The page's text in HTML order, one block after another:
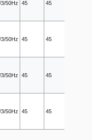
50Hz 45 45
50Hz 45 45
50Hz 45 45
50Hz 45 45